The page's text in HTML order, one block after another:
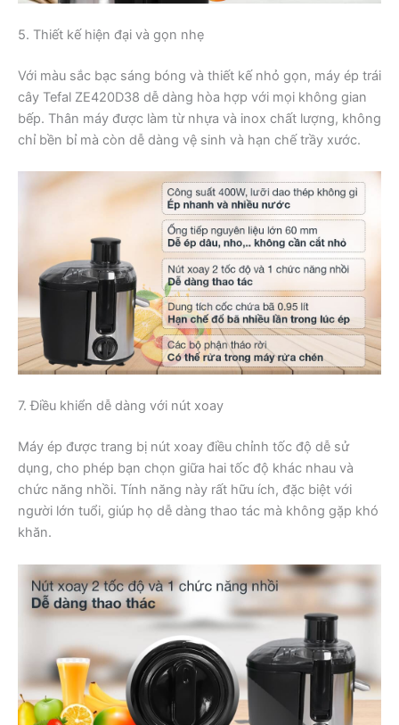
5. Thiết kế hiện đại và gọn nhẹ
Với màu sắc bạc sáng bóng và thiết kế nhỏ gọn, máy ép trái
cây Tefal ZE420D38 dễ dàng hòa hợp với mọi không gian
bếp. Thân máy được làm từ nhựa và inox chất lượng, không
chỉ bền bỉ mà còn dễ dàng vệ sinh và hạn chế trầy xước.
7. Điều khiển dễ dàng với nút xoay
Máy ép được trang bị nút xoay điều chỉnh tốc độ dễ sử
dụng, cho phép bạn chọn giữa hai tốc độ khác nhau và
chức năng nhồi. Tính năng này rất hữu ích, đặc biệt với
người lớn tuổi, giúp họ dễ dàng thao tác mà không gặp khó
khăn.